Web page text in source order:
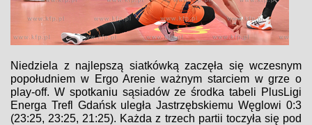
Niedziela z najlepszą siatkówką zaczęła się wczesnym
popołudniem w Ergo Arenie ważnym starciem w grze o
play-off. W spotkaniu sąsiadów ze środka tabeli PlusLigi
Energa Trefl Gdańsk uległa Jastrzębskiemu Węglowi 0:3
(23:25, 23:25, 21:25). Każda z trzech partii toczyła się pod